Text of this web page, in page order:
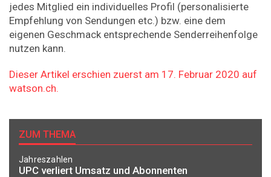
jedes Mitglied ein individuelles Profil (personalisierte
Empfehlung von Sendungen etc.) bzw. eine dem
eigenen Geschmack entsprechende Senderreihenfolge
nutzen kann.
Dieser Artikel erschien zuerst am 17. Februar 2020 auf
watson.ch.
ZUM THEMA
Jahreszahlen
UPC verliert Umsatz und Abonnenten